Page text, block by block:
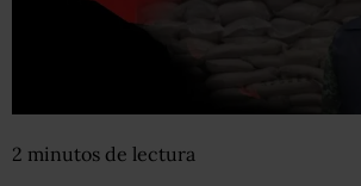
2 minutos de lectura